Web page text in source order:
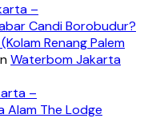
–
Candi Borobudur?
Renang Palem
Waterbom Jakarta
–
Alam The Lodge